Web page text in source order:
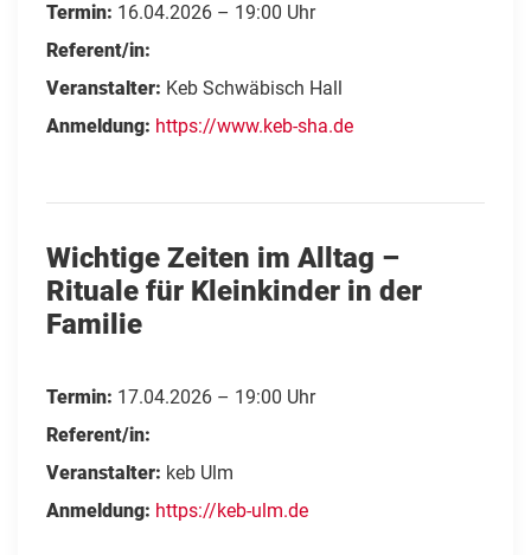
Termin: 16.04.2026 – 19:00 Uhr
Referent/in:
Veranstalter: Keb Schwäbisch Hall
Anmeldung: https://www.keb-sha.de
Wichtige Zeiten im Alltag –
Rituale für Kleinkinder in der
Familie
Termin: 17.04.2026 – 19:00 Uhr
Referent/in:
Veranstalter: keb Ulm
Anmeldung: https://keb-ulm.de